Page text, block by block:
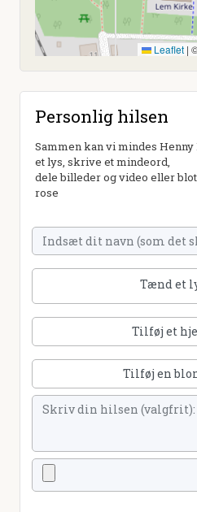
Leaflet |
Personlig hilsen
Sammen kan vi mindes
et lys, skrive et mindeord,
dele billeder og video eller
rose
Tænd et
Tilføj et
Tilføj en